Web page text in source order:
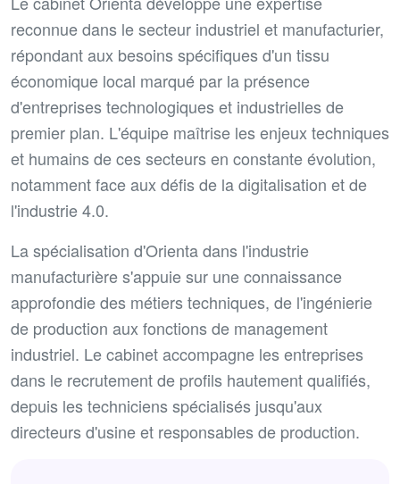
reconnue dans le secteur industriel et manufacturier,
répondant aux besoins spécifiques d'un tissu
économique local marqué par la présence
d'entreprises technologiques et industrielles de
premier plan. L'équipe maîtrise les enjeux techniques
et humains de ces secteurs en constante évolution,
notamment face aux défis de la digitalisation et de
l'industrie 4.0.
La spécialisation d'Orienta dans l'industrie
manufacturière s'appuie sur une connaissance
approfondie des métiers techniques, de l'ingénierie
de production aux fonctions de management
industriel. Le cabinet accompagne les entreprises
dans le recrutement de profils hautement qualifiés,
depuis les techniciens spécialisés jusqu'aux
directeurs d'usine et responsables de production.